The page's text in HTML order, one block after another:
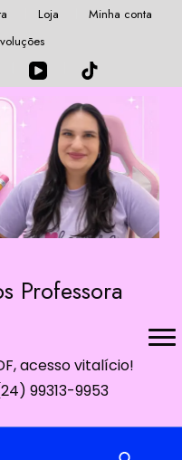
Loja
Minha conta
Professora
acesso vitalício!
99313-9953